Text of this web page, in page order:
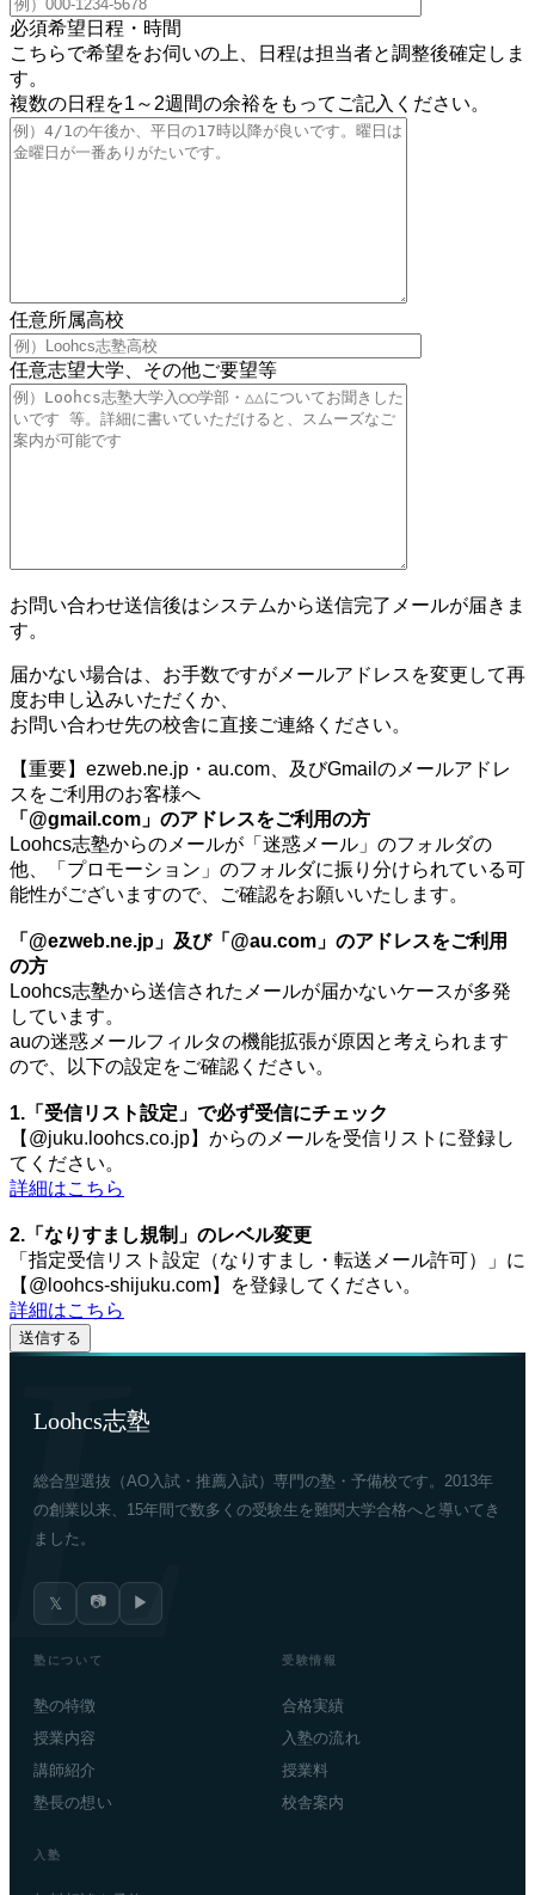
必須希望日程・時間
こちらで希望をお伺いの上、日程は担当者と調整後確定しま
す。
複数の日程を1～2週間の余裕をもってご記入ください。
任意所属高校
任意志望大学、その他ご要望等
お問い合わせ送信後はシステムから送信完了メールが届きま
す。
届かない場合は、お手数ですがメールアドレスを変更して再
度お申し込みいただくか、
お問い合わせ先の校舎に直接ご連絡ください。
【重要】ezweb.ne.jp・au.com、及びGmailのメールアドレ
スをご利用のお客様へ
「@gmail.com」のアドレスをご利用の方
Loohcs志塾からのメールが「迷惑メール」のフォルダの
他、「プロモーション」のフォルダに振り分けられている可
能性がございますので、ご確認をお願いいたします。
「@ezweb.ne.jp」及び「@au.com」のアドレスをご利用
の方
Loohcs志塾から送信されたメールが届かないケースが多発
しています。
auの迷惑メールフィルタの機能拡張が原因と考えられます
ので、以下の設定をご確認ください。
1.「受信リスト設定」で必ず受信にチェック
【@juku.loohcs.co.jp】からのメールを受信リストに登録し
てください。
詳細はこちら
2.「なりすまし規制」のレベル変更
「指定受信リスト設定（なりすまし・転送メール許可）」に
【@loohcs-shijuku.com】を登録してください。
詳細はこちら
Loohcs志塾
総合型選抜（AO入試・推薦入試）専門の塾・予備校です。2013年
の創業以来、15年間で数多くの受験生を難関大学合格へと導いてき
ました。
𝕏 📷 ▶
塾について
塾の特徴
授業内容
講師紹介
塾長の想い
受験情報
合格実績
入塾の流れ
授業料
校舎案内
入塾